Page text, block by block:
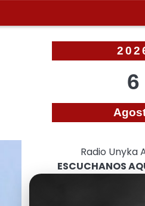
6
Radio Unyka
ESCUCHANOS